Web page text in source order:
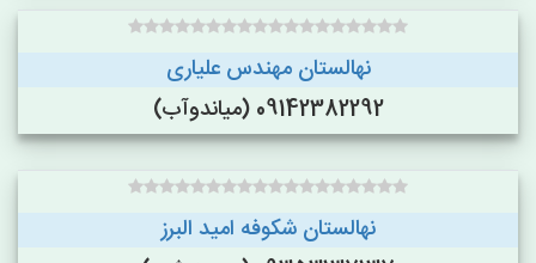
نهالستان مهندس علیاری
09142382292 (میاندوآب)
نهالستان شکوفه امید البرز